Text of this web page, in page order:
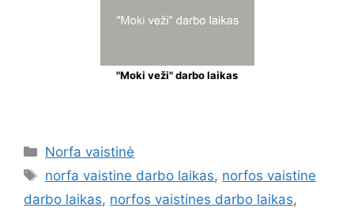
"Moki veži" darbo laikas
Norfa vaistinė
norfa vaistine darbo laikas, norfos vaistine
darbo laikas, norfos vaistines darbo laikas,